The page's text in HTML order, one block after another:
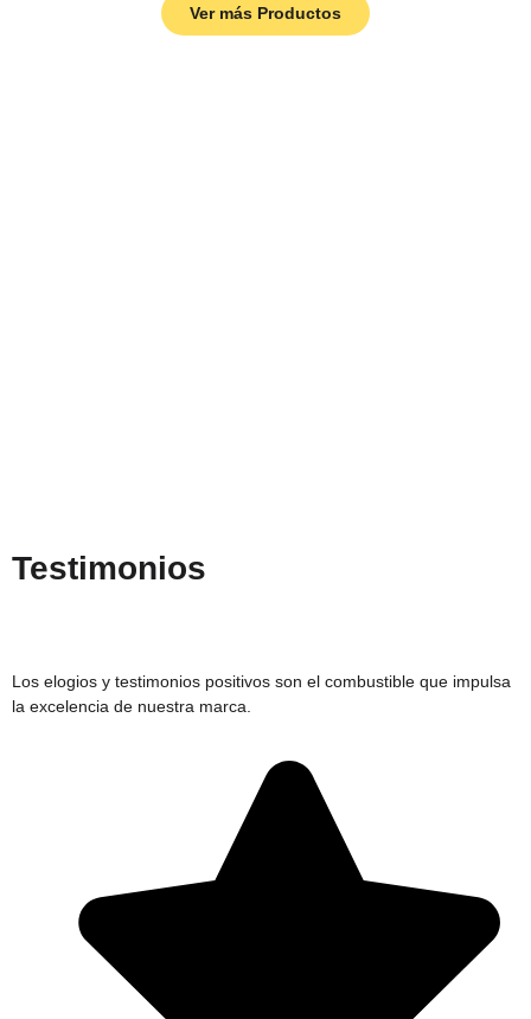
Ver más Productos
Testimonios
Los elogios y testimonios positivos son el combustible que impulsa
la excelencia de nuestra marca.